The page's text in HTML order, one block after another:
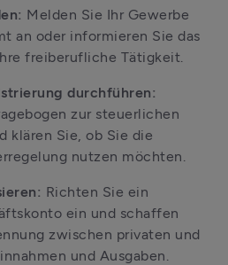
Melden Sie Ihr Gewerbe
an oder informieren Sie das
freiberufliche Tätigkeit.
zur steuerlichen
klären Sie, ob Sie die
nutzen möchten.
Richten Sie ein
ein und schaffen
zwischen privaten und
und Ausgaben.